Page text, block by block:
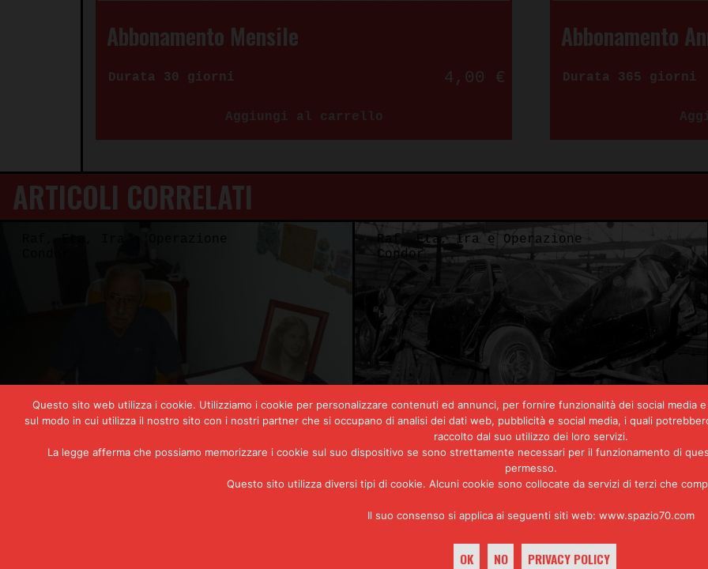
Abbonamento Mensile
Durata 30 giorni 4,00 €
Aggiungi al carrello
Abbonamento
Durata 365 giorni
ARTICOLI CORRELATI
Raf, Eta, Ira e Operazione
L’attentato all’ammiraglio Luis
Raf, Eta, Ira
Condor
Bob Cox, il
nudo la
argentini)
Questo sito web utilizza i cookie. Utilizziamo i cookie per personalizzare contenuti ed annunci, per fornire funzionalità dei social media
sul modo in cui utilizza il nostro sito con i nostri partner che si occupano di analisi dei dati web, pubblicità e social media, i quali
raccolto dal suo utilizzo dei loro servizi.
La legge afferma che possiamo memorizzare i cookie sul suo dispositivo se sono strettamente necessari per il funzionamento di
permesso.
Questo sito utilizza diversi tipi di cookie. Alcuni cookie sono collocate da servizi di terzi che
Il suo consenso si applica ai seguenti siti web: www.spazio70.com
OK NO PRIVACY POLICY